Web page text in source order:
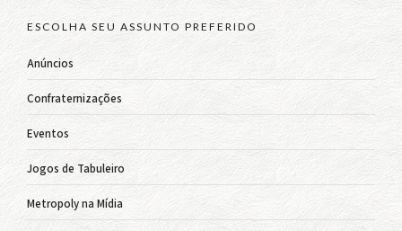
ESCOLHA SEU ASSUNTO PREFERIDO
Anúncios
Confraternizações
Eventos
Jogos de Tabuleiro
Metropoly na Mídia